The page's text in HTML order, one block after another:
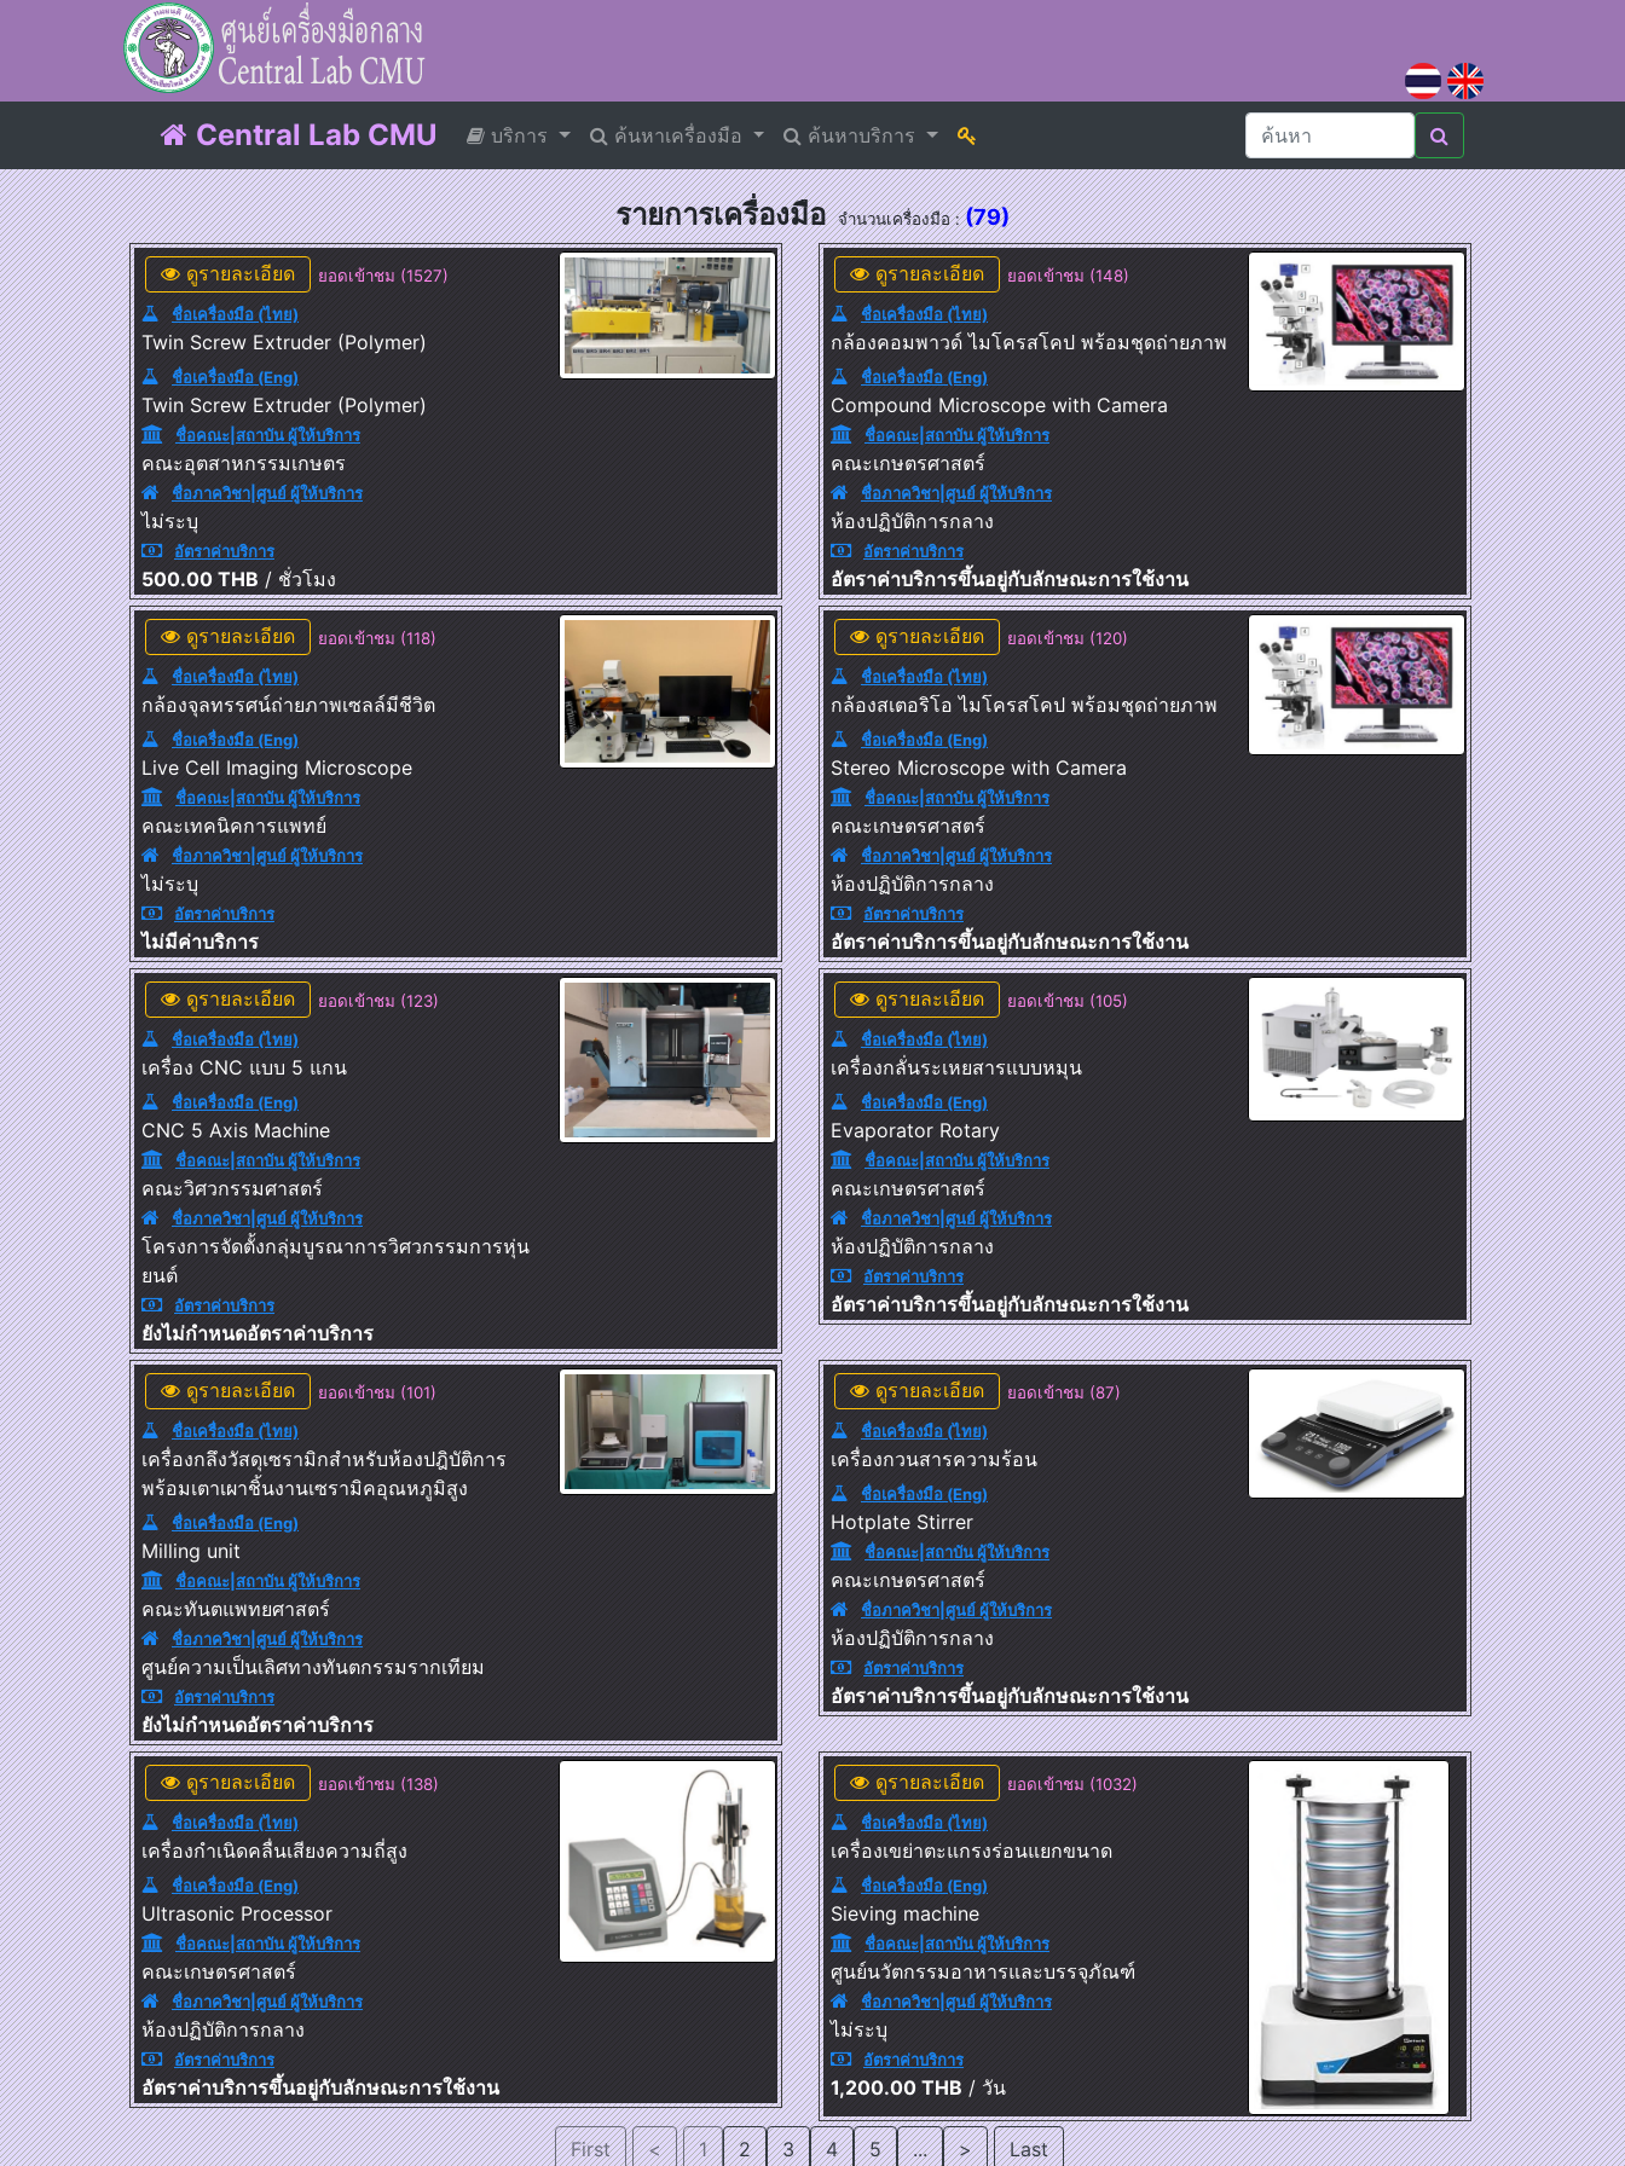
Central Lab CMU บริการ ค้นหาเครื่องมือ ค้นหาบริการ
รายการเครื่องมือ จำนวนเครื่องมือ :(79)
ดูรายละเอียด
ยอดเข้าชม (1527)
ชื่อเครื่องมือ (ไทย)
Twin Screw Extruder (Polymer)
ชื่อเครื่องมือ (Eng)
Twin Screw Extruder (Polymer)
ชื่อคณะ|สถาบัน ผู้ให้บริการ
คณะอุตสาหกรรมเกษตร
ชื่อภาควิชา|ศูนย์ ผู้ให้บริการ
ไม่ระบุ
อัตราค่าบริการ
500.00 THB / ชั่วโมง
ดูรายละเอียด
ยอดเข้าชม (148)
ชื่อเครื่องมือ (ไทย)
กล้องคอมพาวด์ ไมโครสโคป พร้อมชุดถ่ายภาพ
ชื่อเครื่องมือ (Eng)
Compound Microscope with Camera
ชื่อคณะ|สถาบัน ผู้ให้บริการ
คณะเกษตรศาสตร์
ชื่อภาควิชา|ศูนย์ ผู้ให้บริการ
ห้องปฏิบัติการกลาง
อัตราค่าบริการ
อัตราค่าบริการขึ้นอยู่กับลักษณะการใช้งาน
ดูรายละเอียด
ยอดเข้าชม (118)
ชื่อเครื่องมือ (ไทย)
กล้องจุลทรรศน์ถ่ายภาพเซลล์มีชีวิต
ชื่อเครื่องมือ (Eng)
Live Cell Imaging Microscope
ชื่อคณะ|สถาบัน ผู้ให้บริการ
คณะเทคนิคการแพทย์
ชื่อภาควิชา|ศูนย์ ผู้ให้บริการ
ไม่ระบุ
อัตราค่าบริการ
ไม่มีค่าบริการ
ดูรายละเอียด
ยอดเข้าชม (120)
ชื่อเครื่องมือ (ไทย)
กล้องสเตอริโอ ไมโครสโคป พร้อมชุดถ่ายภาพ
ชื่อเครื่องมือ (Eng)
Stereo Microscope with Camera
ชื่อคณะ|สถาบัน ผู้ให้บริการ
คณะเกษตรศาสตร์
ชื่อภาควิชา|ศูนย์ ผู้ให้บริการ
ห้องปฏิบัติการกลาง
อัตราค่าบริการ
อัตราค่าบริการขึ้นอยู่กับลักษณะการใช้งาน
ดูรายละเอียด
ยอดเข้าชม (123)
ชื่อเครื่องมือ (ไทย)
เครื่อง CNC แบบ 5 แกน
ชื่อเครื่องมือ (Eng)
CNC 5 Axis Machine
ชื่อคณะ|สถาบัน ผู้ให้บริการ
คณะวิศวกรรมศาสตร์
ชื่อภาควิชา|ศูนย์ ผู้ให้บริการ
โครงการจัดตั้งกลุ่มบูรณาการวิศวกรรมการหุ่น
ยนต์
อัตราค่าบริการ
ยังไม่กำหนดอัตราค่าบริการ
ดูรายละเอียด
ยอดเข้าชม (105)
ชื่อเครื่องมือ (ไทย)
เครื่องกลั่นระเหยสารแบบหมุน
ชื่อเครื่องมือ (Eng)
Evaporator Rotary
ชื่อคณะ|สถาบัน ผู้ให้บริการ
คณะเกษตรศาสตร์
ชื่อภาควิชา|ศูนย์ ผู้ให้บริการ
ห้องปฏิบัติการกลาง
อัตราค่าบริการ
อัตราค่าบริการขึ้นอยู่กับลักษณะการใช้งาน
ดูรายละเอียด
ยอดเข้าชม (101)
ชื่อเครื่องมือ (ไทย)
เครื่องกลึงวัสดุเซรามิกสำหรับห้องปฎิบัติการ
พร้อมเตาเผาชิ้นงานเซรามิคอุณหภูมิสูง
ชื่อเครื่องมือ (Eng)
Milling unit
ชื่อคณะ|สถาบัน ผู้ให้บริการ
คณะทันตแพทยศาสตร์
ชื่อภาควิชา|ศูนย์ ผู้ให้บริการ
ศูนย์ความเป็นเลิศทางทันตกรรมรากเทียม
อัตราค่าบริการ
ยังไม่กำหนดอัตราค่าบริการ
ดูรายละเอียด
ยอดเข้าชม (87)
ชื่อเครื่องมือ (ไทย)
เครื่องกวนสารความร้อน
ชื่อเครื่องมือ (Eng)
Hotplate Stirrer
ชื่อคณะ|สถาบัน ผู้ให้บริการ
คณะเกษตรศาสตร์
ชื่อภาควิชา|ศูนย์ ผู้ให้บริการ
ห้องปฏิบัติการกลาง
อัตราค่าบริการ
อัตราค่าบริการขึ้นอยู่กับลักษณะการใช้งาน
ดูรายละเอียด
ยอดเข้าชม (138)
ชื่อเครื่องมือ (ไทย)
เครื่องกำเนิดคลื่นเสียงความถี่สูง
ชื่อเครื่องมือ (Eng)
Ultrasonic Processor
ชื่อคณะ|สถาบัน ผู้ให้บริการ
คณะเกษตรศาสตร์
ชื่อภาควิชา|ศูนย์ ผู้ให้บริการ
ห้องปฏิบัติการกลาง
อัตราค่าบริการ
อัตราค่าบริการขึ้นอยู่กับลักษณะการใช้งาน
ดูรายละเอียด
ยอดเข้าชม (1032)
ชื่อเครื่องมือ (ไทย)
เครื่องเขย่าตะแกรงร่อนแยกขนาด
ชื่อเครื่องมือ (Eng)
Sieving machine
ชื่อคณะ|สถาบัน ผู้ให้บริการ
ศูนย์นวัตกรรมอาหารและบรรจุภัณฑ์
ชื่อภาควิชา|ศูนย์ ผู้ให้บริการ
ไม่ระบุ
อัตราค่าบริการ
1,200.00 THB / วัน
1